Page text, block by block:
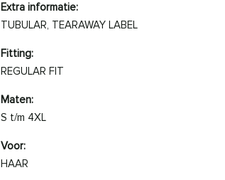
Extra informatie:
TUBULAR, TEARAWAY LABEL
Fitting:
REGULAR FIT
Maten:
S t/m 4XL
Voor:
HAAR